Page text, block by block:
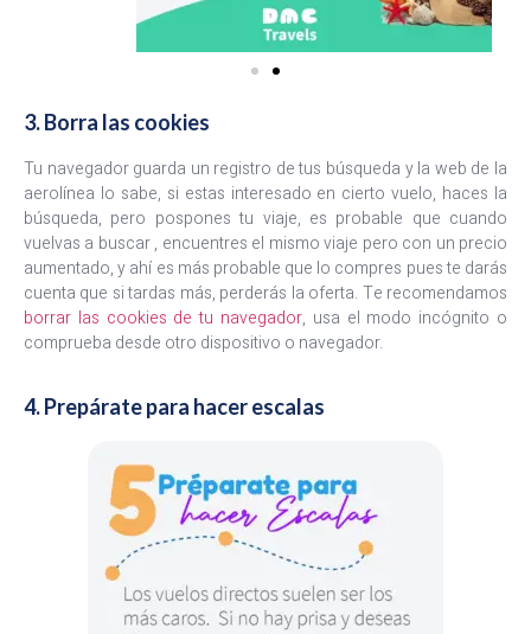
3. Borra las cookies
Tu navegador guarda un registro de tus búsqueda y la web de la
aerolínea lo sabe, si estas interesado en cierto vuelo, haces la
búsqueda, pero pospones tu viaje, es probable que cuando
vuelvas a buscar , encuentres el mismo viaje pero con un precio
aumentado, y ahí es más probable que lo compres pues te darás
cuenta que si tardas más, perderás la oferta. Te recomendamos
borrar las cookies de tu navegador, usa el modo incógnito o
comprueba desde otro dispositivo o navegador.
4. Prepárate para hacer escalas